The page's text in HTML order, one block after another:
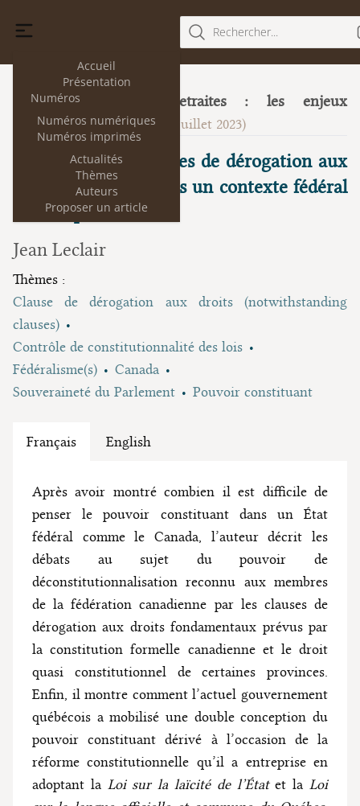
Accueil
Présentation
Numéros
Numéros numériques
Numéros imprimés
Actualités
Thèmes
Auteurs
Proposer un article
Rechercher...
30
Réforme des retraites : les enjeux
constitutionnels
(juillet 2023)
Le recours aux clauses de dérogation aux
droits et libertés dans un contexte fédéral
: l’exemple canadien
Jean Leclair
Thèmes :
Clause de dérogation aux droits (notwithstanding
clauses)
Contrôle de constitutionnalité des lois
Fédéralisme(s)
Canada
Souveraineté du Parlement
Pouvoir constituant
Français English
Après avoir montré combien il est difficile de
penser le pouvoir constituant dans un État
fédéral comme le Canada, l’auteur décrit les
débats au sujet du pouvoir de
déconstitutionnalisation reconnu aux membres
de la fédération canadienne par les clauses de
dérogation aux droits fondamentaux prévus par
la constitution formelle canadienne et le droit
quasi constitutionnel de certaines provinces.
Enfin, il montre comment l’actuel gouvernement
québécois a mobilisé une double conception du
pouvoir constituant dérivé à l’occasion de la
réforme constitutionnelle qu’il a entreprise en
adoptant la Loi sur la laïcité de l’Étatet laLoi